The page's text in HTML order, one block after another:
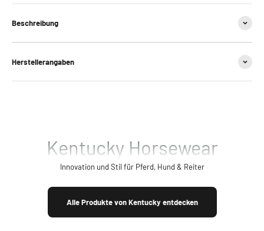
Beschreibung
Herstellerangaben
Kentucky Horsewear
Innovation und Stil für Pferd, Hund & Reiter
Alle Produkte von Kentucky entdecken